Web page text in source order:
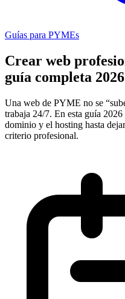
Guías para PYMEs
Crear web
guía completa 2026
Una web de PYME no se
trabaja 24/7. En esta guía
dominio y el hosting hasta
criterio profesional.